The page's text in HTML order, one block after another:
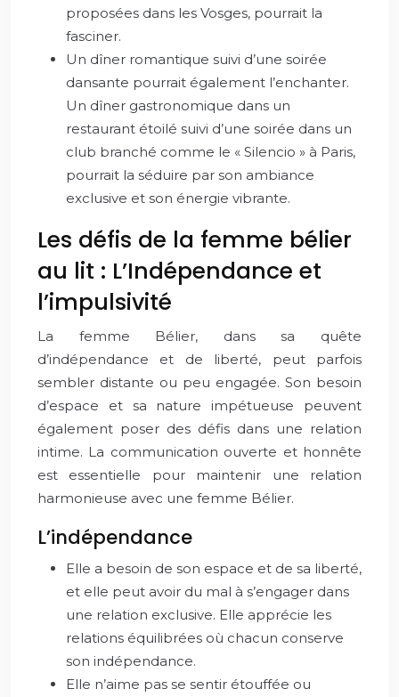
proposées dans les Vosges, pourrait la
fasciner.
Un dîner romantique suivi d’une soirée
dansante pourrait également l’enchanter.
Un dîner gastronomique dans un
restaurant étoilé suivi d’une soirée dans un
club branché comme le « Silencio » à Paris,
pourrait la séduire par son ambiance
exclusive et son énergie vibrante.
Les défis de la femme bélier
au lit : L’Indépendance et
l’impulsivité
La femme Bélier, dans sa quête
d’indépendance et de liberté, peut parfois
sembler distante ou peu engagée. Son besoin
d’espace et sa nature impétueuse peuvent
également poser des défis dans une relation
intime. La communication ouverte et honnête
est essentielle pour maintenir une relation
harmonieuse avec une femme Bélier.
L’indépendance
Elle a besoin de son espace et de sa liberté,
et elle peut avoir du mal à s’engager dans
une relation exclusive. Elle apprécie les
relations équilibrées où chacun conserve
son indépendance.
Elle n’aime pas se sentir étouffée ou